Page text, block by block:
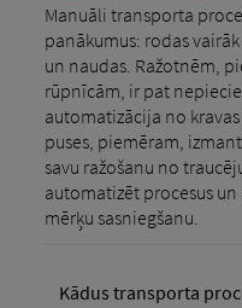
Manuāli transporta
panākumus: rodas
un naudas. Ražotnēm,
rūpnīcām, ir pat
automatizācija no
puses, piemēram,
savu ražošanu no
automatizēt procesus
mērķu sasniegšanu.
Kādus transporta